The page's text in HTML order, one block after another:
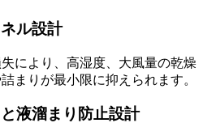
ル設計
により、高湿度、大風量の乾燥
まりが最小限に抑えられます。
液溜まり防止設計